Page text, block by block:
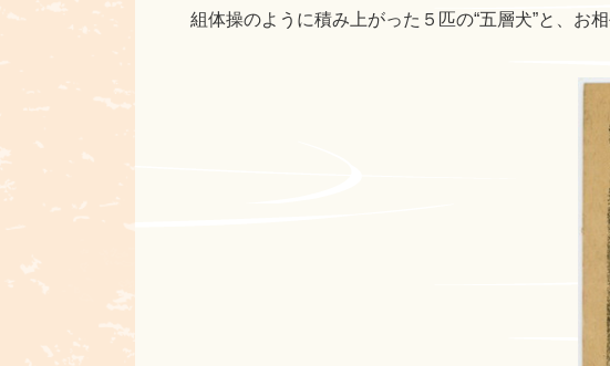
組体操のように積み上がった５匹の“五層犬”と、お